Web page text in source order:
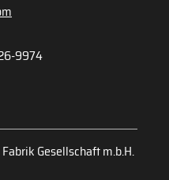
9974
Gesellschaft m.b.H.